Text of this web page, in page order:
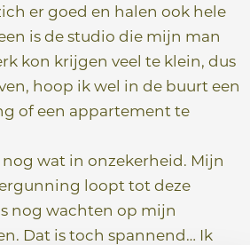
er goed en halen ook hele
is de studio die mijn man
kon krijgen veel te klein, dus
hoop ik wel in de buurt een
of een appartement te
wat in onzekerheid. Mijn
loopt tot deze
nog wachten op mijn
Dat is toch spannend… Ik